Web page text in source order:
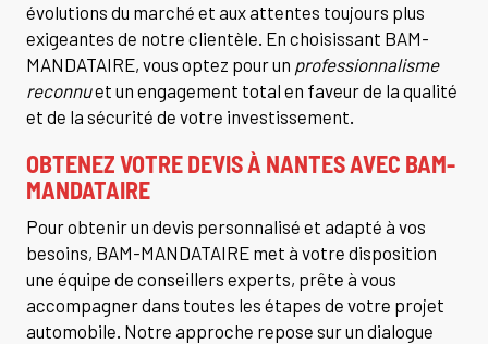
évolutions du marché et aux attentes toujours plus
exigeantes de notre clientèle. En choisissant BAM-
MANDATAIRE, vous optez pour un professionnalisme
reconnuet un engagement total en faveur de la qualité
et de la sécurité de votre investissement.
OBTENEZ VOTRE DEVIS À NANTES AVEC BAM-
MANDATAIRE
Pour obtenir un devis personnalisé et adapté à vos
besoins, BAM-MANDATAIRE met à votre disposition
une équipe de conseillers experts, prête à vous
accompagner dans toutes les étapes de votre projet
automobile. Notre approche repose sur un dialogue